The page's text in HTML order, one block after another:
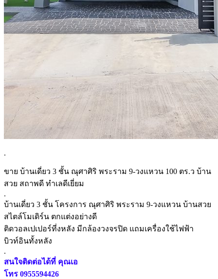
.
ขาย บ้านเดี่ยว 3 ชั้น ณุศาศิริ พระราม 9-วงแหวน 100 ตร.ว บ้าน
สวย สถาพดี ทำเลดีเยี่ยม
.
บ้านเดี่ยว 3 ชั้น โครงการ ณุศาศิริ พระราม 9-วงแหวน บ้านสวย
สไตล์โมเดิร์น ตกแต่งอย่างดี
ติดวอลเปเปอร์ที่งหลัง มีกล้องวงจรปิด แถมเครื่องใช้ไฟฟ้า
บิวท์อินทั้งหลัง
.
สนใจติดต่อได้ที่ คุณเอ
โทร 0955594426